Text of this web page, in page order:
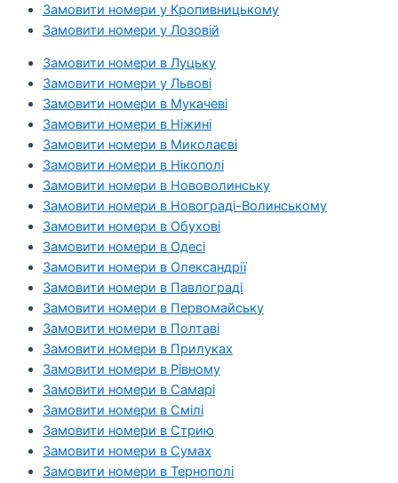
Замовити номери у Кропивницькому
Замовити номери у Лозовій
Замовити номери в Луцьку
Замовити номери у Львові
Замовити номери в Мукачеві
Замовити номери в Ніжині
Замовити номери в Миколаєві
Замовити номери в Нікополі
Замовити номери в Нововолинську
Замовити номери в Новограді-Волинському
Замовити номери в Обухові
Замовити номери в Одесі
Замовити номери в Олександрії
Замовити номери в Павлограді
Замовити номери в Первомайську
Замовити номери в Полтаві
Замовити номери в Прилуках
Замовити номери в Рівному
Замовити номери в Самарі
Замовити номери в Смілі
Замовити номери в Стрию
Замовити номери в Сумах
Замовити номери в Тернополі